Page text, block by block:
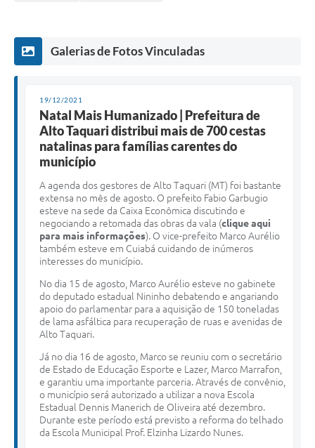
Galerias de Fotos Vinculadas
19/12/2021
Natal Mais Humanizado | Prefeitura de
Alto Taquari distribui mais de 700 cestas
natalinas para famílias carentes do
município
A agenda dos gestores de Alto Taquari (MT) foi bastante
extensa no mês de agosto. O prefeito Fabio Garbugio
esteve na sede da Caixa Econômica discutindo e
negociando a retomada das obras da vala (clique aqui
para mais informações). O vice-prefeito Marco Aurélio
também esteve em Cuiabá cuidando de inúmeros
interesses do município.
No dia 15 de agosto, Marco Aurélio esteve no gabinete
do deputado estadual Nininho debatendo e angariando
apoio do parlamentar para a aquisição de 150 toneladas
de lama asfáltica para recuperação de ruas e avenidas de
Alto Taquari.
Já no dia 16 de agosto, Marco se reuniu com o secretário
de Estado de Educação Esporte e Lazer, Marco Marrafon,
e garantiu uma importante parceria. Através de convênio,
o município será autorizado a utilizar a nova Escola
Estadual Dennis Manerich de Oliveira até dezembro.
Durante este período está previsto a reforma do telhado
da Escola Municipal Prof. Elzinha Lizardo Nunes.